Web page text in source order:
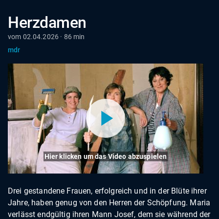
Herzdamen
vom 02.04.2026 · 86 min
mdr
Hier klicken um das Video abzuspielen
Drei gestandene Frauen, erfolgreich und in der Blüte ihrer
Jahre, haben genug von den Herren der Schöpfung. Maria
verlässt endgültig ihren Mann Josef, dem sie während der